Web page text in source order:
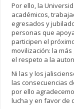
Por ello, la
académicos,
egresados y
personas que
participen el
movilización: la
el respeto a la
Ni las y los
las consecuencias
por ello
lucha y en favor de